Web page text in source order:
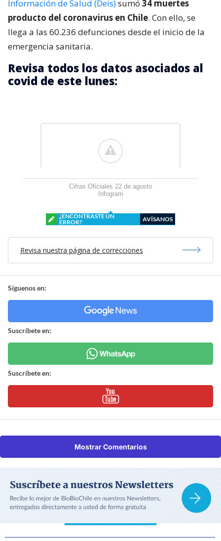
Información de Salud (Deis)sumó 34 muertes
producto del coronavirus en Chile. Con ello, se
llega a las 60.236 defunciones desde el inicio de la
emergencia sanitaria.
Revisa todos los datos asociados al
covid de este lunes:
Cifras Oficiales 22 de agosto
Infogram
¿ENCONTRASTE UN
ERROR?
AVÍSANOS
Revisa nuestra página de correcciones
Síguenos en:
Suscríbete en:
Suscríbete en:
Mostrar Comentarios